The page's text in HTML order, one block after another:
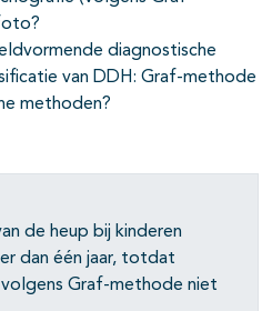
diagnostische
van DDH: Graf-methode
methoden?
de heup bij kinderen
dan één jaar, totdat
Graf-methode niet